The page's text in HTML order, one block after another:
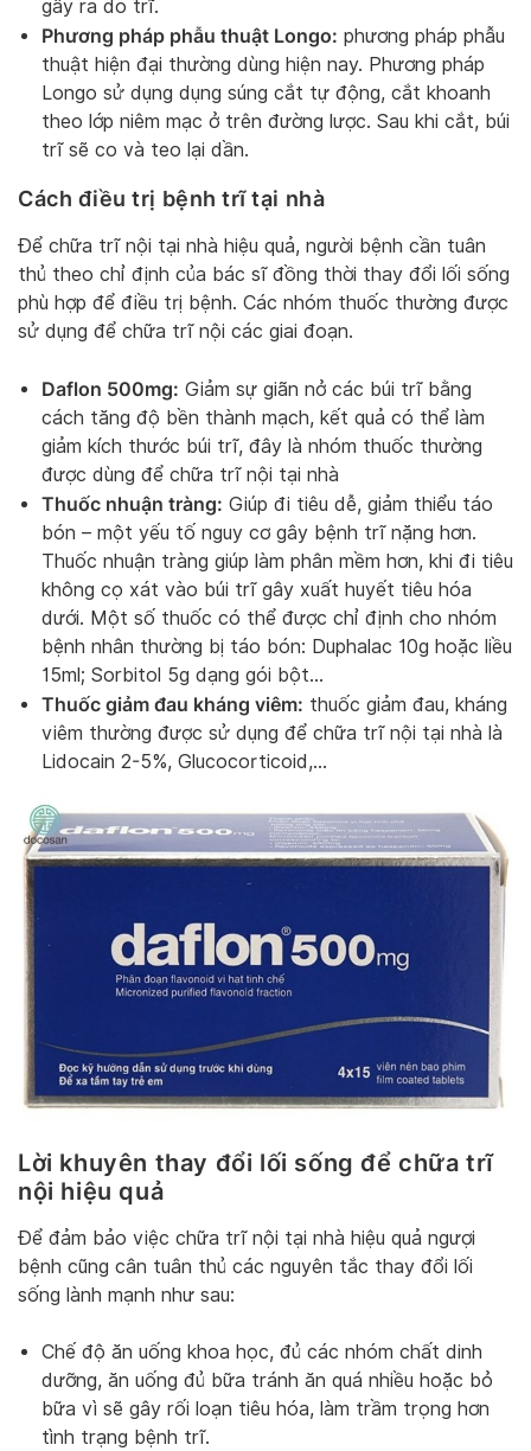
gây ra do trĩ.
Phương pháp phẫu thuật Longo: phương pháp phẫu
thuật hiện đại thường dùng hiện nay. Phương pháp
Longo sử dụng dụng súng cắt tự động, cắt khoanh
theo lớp niêm mạc ở trên đường lược. Sau khi cắt, búi
trĩ sẽ co và teo lại dần.
Cách điều trị bệnh trĩ tại nhà
Để chữa trĩ nội tại nhà hiệu quả, người bệnh cần tuân
thủ theo chỉ định của bác sĩ đồng thời thay đổi lối sống
phù hợp để điều trị bệnh. Các nhóm thuốc thường được
sử dụng để chữa trĩ nội các giai đoạn.
Daflon 500mg: Giảm sự giãn nở các búi trĩ bằng
cách tăng độ bền thành mạch, kết quả có thể làm
giảm kích thước búi trĩ, đây là nhóm thuốc thường
được dùng để chữa trĩ nội tại nhà
Thuốc nhuận tràng: Giúp đi tiêu dễ, giảm thiểu táo
bón – một yếu tố nguy cơ gây bệnh trĩ nặng hơn.
Thuốc nhuận tràng giúp làm phân mềm hơn, khi đi tiêu
không cọ xát vào búi trĩ gây xuất huyết tiêu hóa
dưới. Một số thuốc có thể được chỉ định cho nhóm
bệnh nhân thường bị táo bón: Duphalac 10g hoặc liều
15ml; Sorbitol 5g dạng gói bột…
Thuốc giảm đau kháng viêm: thuốc giảm đau, kháng
viêm thường được sử dụng để chữa trĩ nội tại nhà là
Lidocain 2-5%, Glucocorticoid,…
Lời khuyên thay đổi lối sống để chữa trĩ
nội hiệu quả
Để đảm bảo việc chữa trĩ nội tại nhà hiệu quả ngượi
bệnh cũng cân tuân thủ các nguyên tắc thay đổi lối
sống lành mạnh như sau:
Chế độ ăn uống khoa học, đủ các nhóm chất dinh
dưỡng, ăn uống đủ bữa tránh ăn quá nhiều hoặc bỏ
bữa vì sẽ gây rối loạn tiêu hóa, làm trầm trọng hơn
tình trạng bệnh trĩ.